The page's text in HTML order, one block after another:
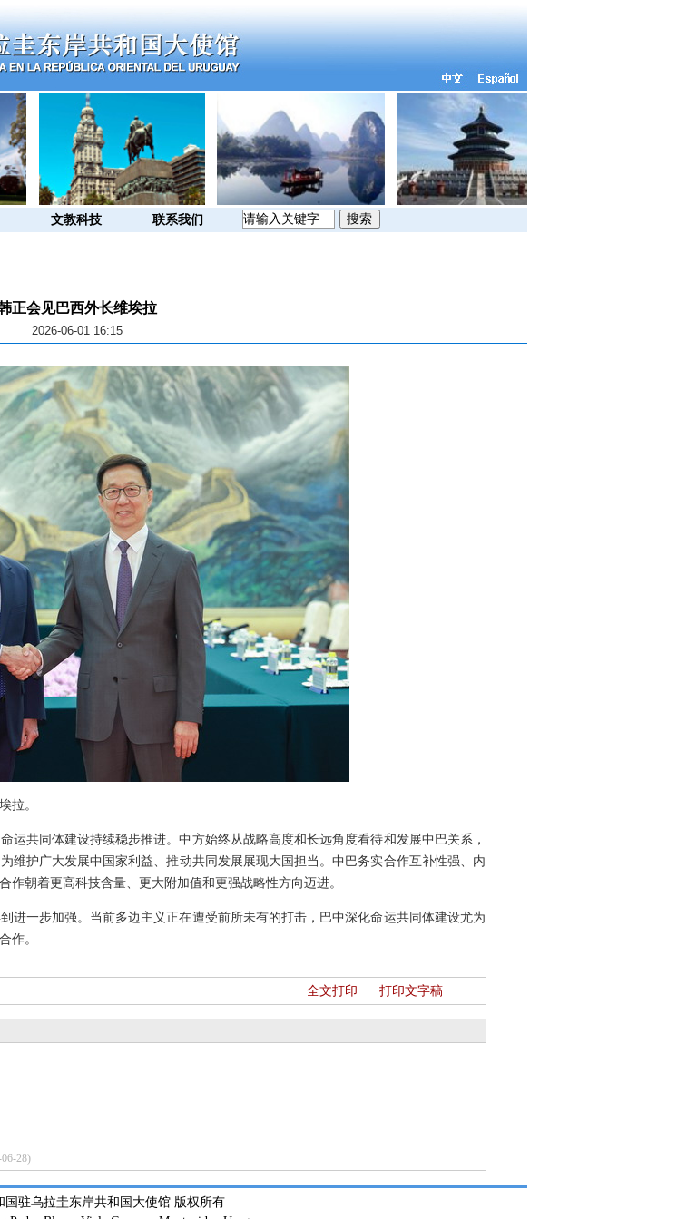
文教科技 联系我们
正会见巴西外长维埃拉
2026-06-01 16:15
拉。
运共同体建设持续稳步推进。中方始终从战略高度和长远角度看待和发展中巴关系，
维护广大发展中国家利益、推动共同发展展现大国担当。中巴务实合作互补性强、内
朝着更高科技含量、更大附加值和更强战略性方向迈进。
进一步加强。当前多边主义正在遭受前所未有的打击，巴中深化命运共同体建设尤为
作。
全文打印 打印文字稿
28)
国驻乌拉圭东岸共和国大使馆 版权所有